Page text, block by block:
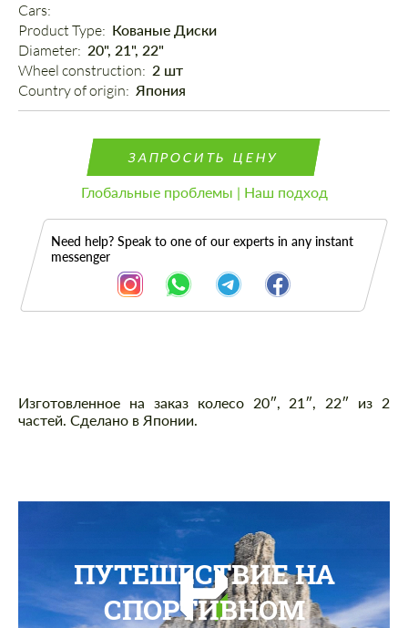
Cars:
Product Type: Кованые Диски
Diameter: 20", 21", 22"
Wheel construction: 2 шт
Country of origin: Япония
ЗАПРОСИТЬ ЦЕНУ
Глобальные проблемы | Наш подход
Need help? Speak to one of our experts in any instant
messenger
Описание
Изготовленное на заказ колесо 20″, 21″, 22″ из 2
частей. Сделано в Японии.
ПУТЕШЕСТВИЕ НА
СПОРТИВНОМ